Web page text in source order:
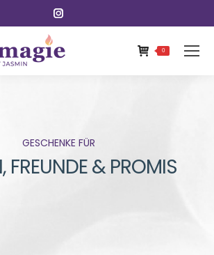
opens
0
GESCHENKE FÜR
FREUNDE & PROMIS